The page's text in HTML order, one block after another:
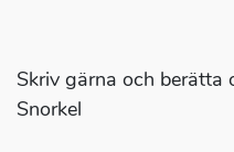
Skriv gärna och berätta
Snorkel